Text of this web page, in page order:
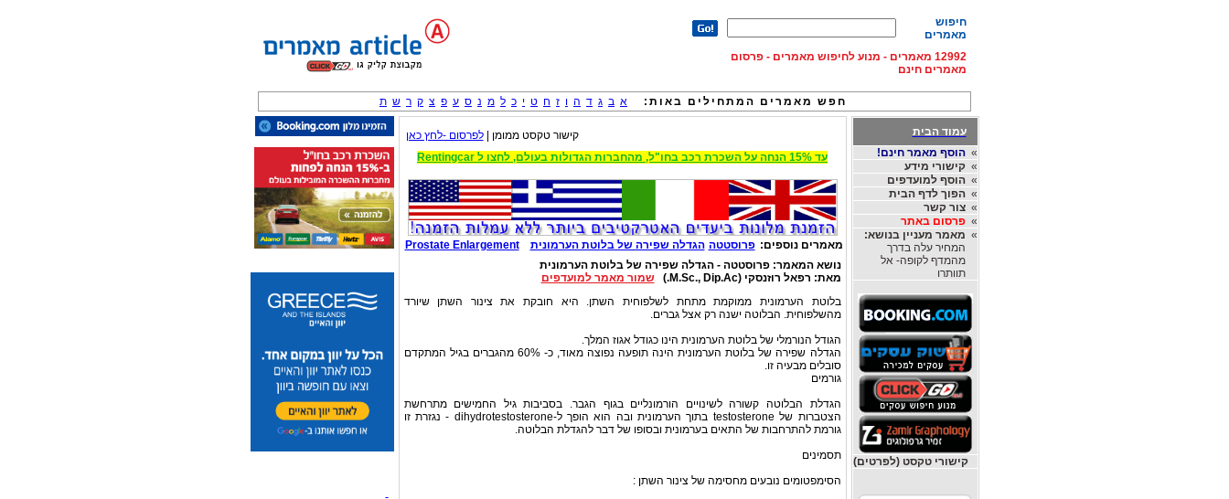
חיפוש
מאמרים
12992 מאמרים - מנוע לחיפוש מאמרים - פרסום
מאמרים חינם
חפש מאמרים המתחילים באות: א ב ג ד ה ו ז ח ט י כ ל מ נ ס ע פ צ ק ר ש ת
עמוד הבית
»הוסף מאמר חינם!
»קישורי מידע
»הוסף למועדפים
»הפוך לדף הבית
»צור קשר
»פרסום באתר
» מאמר מעניין בנושא:
המחיר עלה בדרך
מהמדף לקופה- אל
תוותרו
קישורי טקסט (לפרטים)
קישור טקסט ממומן |לפרסום -לחץ כאן
עד 15% הנחה על השכרת רכב בחו"ל, מהחברות הגדולות בעולם, לחצו ל Rentingcar
מאמרים נוספים: פרוסטטה הגדלה שפירה של בלוטת הערמונית
Prostate Enlargement
נושא המאמר:פרוסטטה - הגדלה שפירה של בלוטת הערמונית
מאת: רפאל רוזנסקי (M.Sc., Dip.Ac.)
שמור מאמר למועדפים
בלוטת הערמונית ממוקמת מתחת לשלפוחית השתן. היא חובקת את צינור השתן שיורד
מהשלפוחית. הבלוטה ישנה רק אצל גברים.
הגודל הנורמלי של בלוטת הערמונית הינו כגודל אגוז המלך.
הגדלה שפירה של בלוטת הערמונית הינה תופעה נפוצה מאוד, כ- 60% מהגברים בגיל המתקדם
סובלים מבעיה זו.
גורמים
הגדלת הבלוטה קשורה לשינויים הורמונליים בגוף הגבר. בסביבות גיל החמישים מתרחשת
הצטברות של testosterone בתוך הערמונית ובה הוא הופך ל-dihydrotestosterone - נגזרת זו
גורמת להתרחבות של התאים בערמונית ובסופו של דבר להגדלת הבלוטה.
תסמינים
הסימפטומים נובעים מחסימה של צינור השתן :